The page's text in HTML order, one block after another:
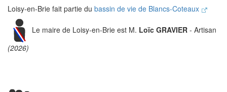
Loisy-en-Brie fait partie du bassin de vie de Blancs-Coteaux
Le maire de Loisy-en-Brie est M. Loïc GRAVIER - Artisan
(2026)